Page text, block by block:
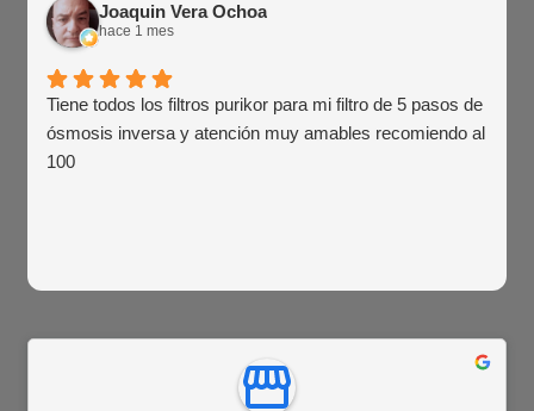
Joaquin Vera Ochoa
hace 1 mes
Tiene todos los filtros purikor para mi filtro de 5 pasos de
ósmosis inversa y atención muy amables recomiendo al
100